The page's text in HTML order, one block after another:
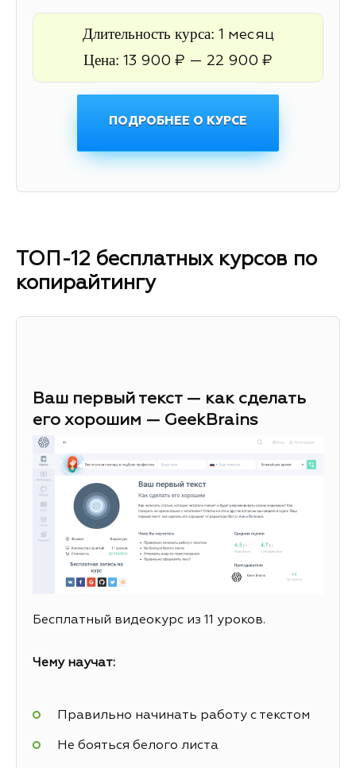
Длительность курса: 1 месяц
Цена: 13 900 ₽ — 22 900 ₽
ПОДРОБНЕЕ О КУРСЕ
ТОП-12 бесплатных курсов по
копирайтингу
Ваш первый текст — как сделать
его хорошим — GeekBrains
Бесплатный видеокурс из 11 уроков.
Чему научат:
Правильно начинать работу с текстом
Не бояться белого листа